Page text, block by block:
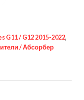
G11 / G12 2015-2022,
/ Абсорбер